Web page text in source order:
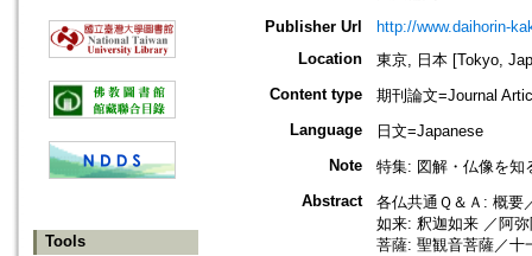
Tools
Publisher Url
http://www.daihorin-
Location
東京, 日本 [Tokyo,
Content type
期刊論文=Journal
Language
日文=Japanese
Note
特集: 図解・仏像を知
Abstract
各仏共通Ｑ＆Ａ: 概
如来: 釈迦如来 ／阿
菩薩: 聖観音菩薩／十